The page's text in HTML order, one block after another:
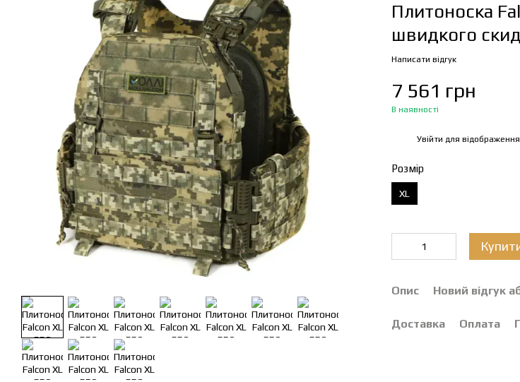
Плитоноска
швидкого
Написати відгук
7 561 грн
В наявності
Увійти для
Розмір
XL
Опис Новий відгук
Доставка Оплата